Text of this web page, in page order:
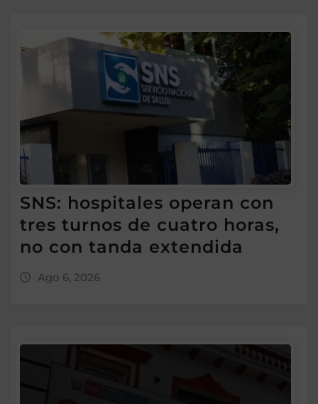
SNS: hospitales operan con
tres turnos de cuatro horas,
no con tanda extendida
Ago 6, 2026